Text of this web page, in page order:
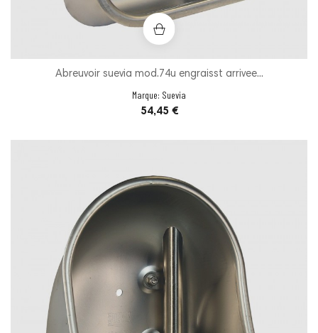
Abreuvoir suevia mod.74u engraisst arrivee...
Marque: Suevia
Prix
54,45 €